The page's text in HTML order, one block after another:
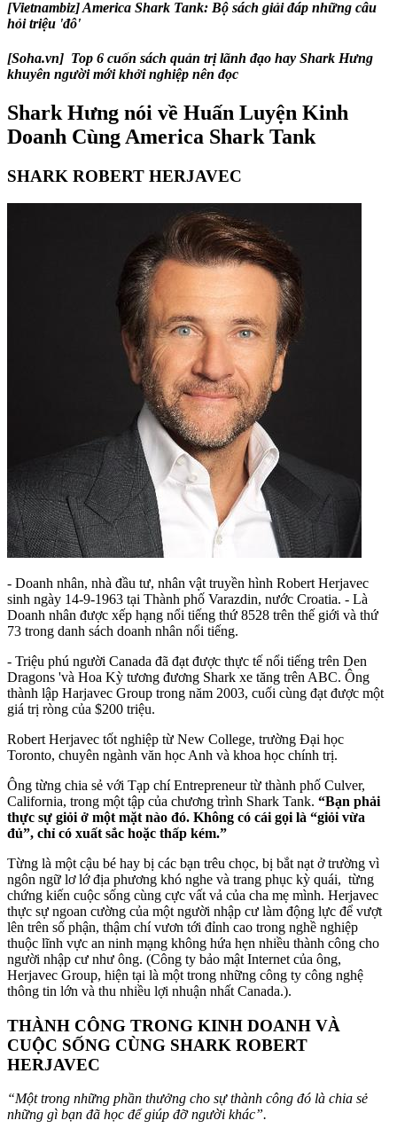
[Vietnambiz] America Shark Tank: Bộ sách giải đáp những câu
hỏi triệu 'đô'
[Soha.vn] Top 6 cuốn sách quản trị lãnh đạo hay Shark Hưng
khuyên người mới khởi nghiệp nên đọc
Shark Hưng nói về Huấn Luyện Kinh
Doanh Cùng America Shark Tank
SHARK ROBERT HERJAVEC
- Doanh nhân, nhà đầu tư, nhân vật truyền hình Robert Herjavec
sinh ngày 14-9-1963 tại Thành phố Varazdin, nước Croatia. - Là
Doanh nhân được xếp hạng nổi tiếng thứ 8528 trên thế giới và thứ
73 trong danh sách doanh nhân nổi tiếng.
- Triệu phú người Canada đã đạt được thực tế nổi tiếng trên Den
Dragons 'và Hoa Kỳ tương đương Shark xe tăng trên ABC. Ông
thành lập Harjavec Group trong năm 2003, cuối cùng đạt được một
giá trị ròng của $200 triệu.
Robert Herjavec tốt nghiệp từ New College, trường Đại học
Toronto, chuyên ngành văn học Anh và khoa học chính trị.
Ông từng chia sẻ với Tạp chí Entrepreneur từ thành phố Culver,
California, trong một tập của chương trình Shark Tank. “Bạn phải
thực sự giỏi ở một mặt nào đó. Không có cái gọi là “giỏi vừa
đủ”, chỉ có xuất sắc hoặc thấp kém.”
Từng là một cậu bé hay bị các bạn trêu chọc, bị bắt nạt ở trường vì
ngôn ngữ lơ lớ địa phương khó nghe và trang phục kỳ quái, từng
chứng kiến cuộc sống cùng cực vất vả của cha mẹ mình. Herjavec
thực sự ngoan cường của một người nhập cư làm động lực để vượt
lên trên số phận, thậm chí vươn tới đỉnh cao trong nghề nghiệp
thuộc lĩnh vực an ninh mạng không hứa hẹn nhiều thành công cho
người nhập cư như ông. (Công ty bảo mật Internet của ông,
Herjavec Group, hiện tại là một trong những công ty công nghệ
thông tin lớn và thu nhiều lợi nhuận nhất Canada.).
THÀNH CÔNG TRONG KINH DOANH VÀ
CUỘC SỐNG CÙNG SHARK ROBERT
HERJAVEC
“Một trong những phần thưởng cho sự thành công đó là chia sẻ
những gì bạn đã học để giúp đỡ người khác”.